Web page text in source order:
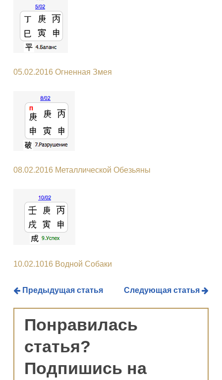
05.02.2016 Огненная Змея
08.02.2016 Металлической Обезьяны
10.02.1016 Водной Собаки
Предыдущая статья Следующая статья
Понравилась
статья?
Подпишись на